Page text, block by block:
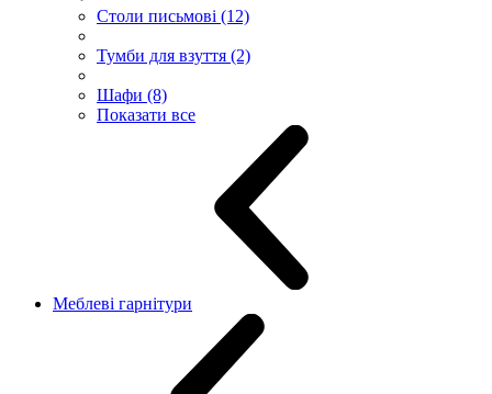
Столи письмові (12)
Тумби для взуття (2)
Шафи (8)
Показати все
Меблеві гарнітури